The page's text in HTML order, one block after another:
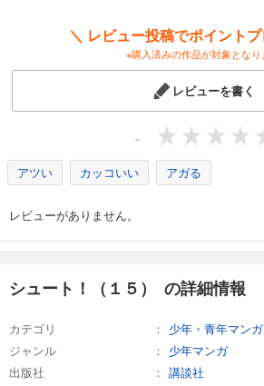
あらすじを表示する
シュート！（２３）
円 (税込)
あらすじを表示する
594円 (税込)
あらすじを表示する
シュート！（２５）
＼ レビュー投稿でポイント
※購入済みの作品が対象となり
レビューを書く
-
アツい カッコいい アガる
レビューがありません。
シュート！（１５） の詳細情報
カテゴリ
少年・青年マンガ
ジャンル
少年マンガ
出版社
講談社